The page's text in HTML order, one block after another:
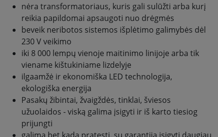
nėra transformatoriaus, kuris gali sulūžti arba kurį
reikia papildomai apsaugoti nuo drėgmės
beveik neribotos sistemos išplėtimo galimybės dėl
230 V veikimo
iki 8 000 lempų vienoje maitinimo linijoje arba tik
viename kištukiniame lizdelyje
ilgaamžė ir ekonomiška LED technologija,
ekologiška energija
Pasakų žibintai, žvaigždės, tinklai, šviesos
užuolaidos - viską galima įsigyti ir iš karto tiesiog
prijungti
galima bet kada pratęsti, su garantija įsigyti daugiau